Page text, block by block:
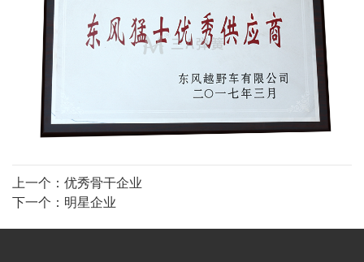
上一个： 优秀骨干企业
下一个： 明星企业